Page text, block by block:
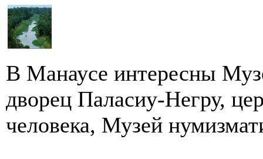
В Манаусе интересны
дворец Паласиу-Негру,
человека, Музей